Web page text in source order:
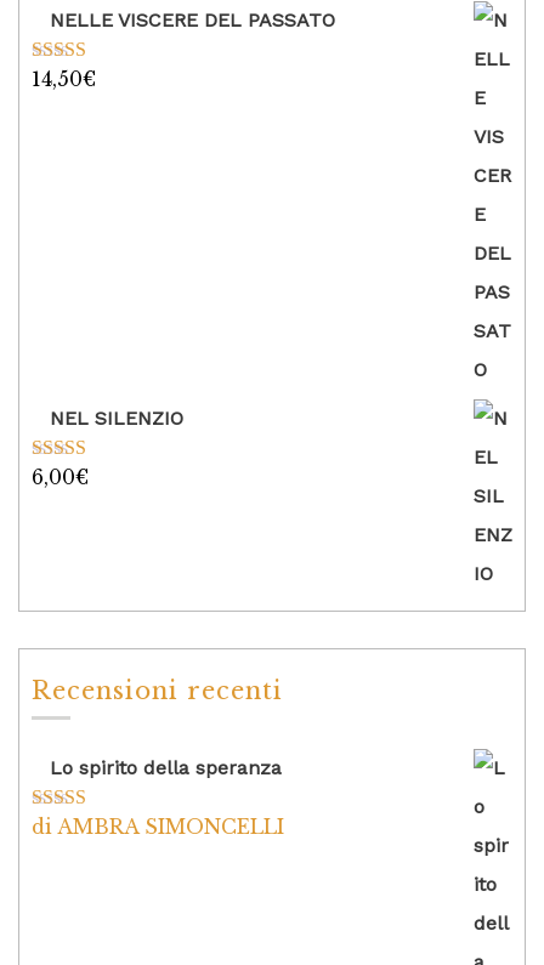
NELLE VISCERE DEL PASSATO
Valutato
14,50€
NEL SILENZIO
Valutato
6,00€
Recensioni recenti
Lo spirito della speranza
Valutato5su
di AMBRA SIMONCELLI